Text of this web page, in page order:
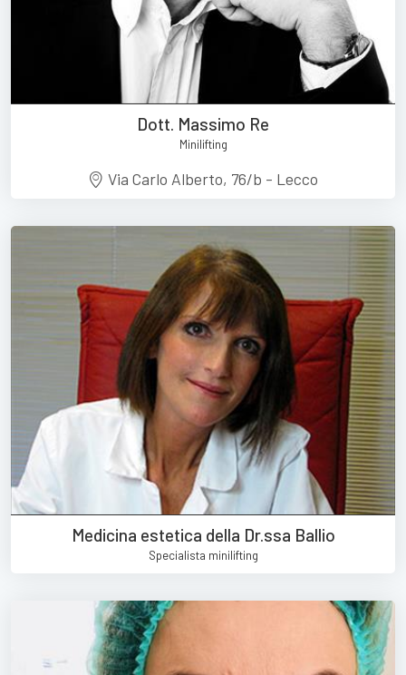
Dott. Massimo Re
Minilifting
Via Carlo Alberto, 76/b - Lecco
Medicina estetica della Dr.ssa Ballio
Specialista minilifting